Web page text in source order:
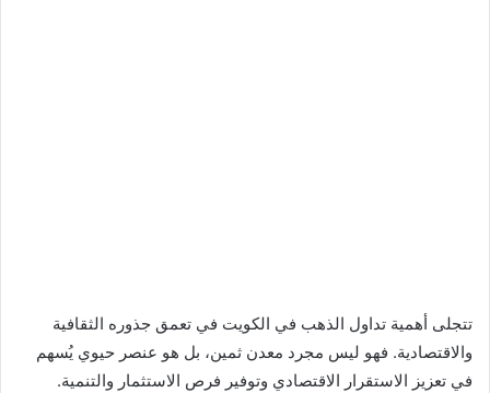
تتجلى أهمية تداول الذهب في الكويت في تعمق جذوره الثقافية
والاقتصادية. فهو ليس مجرد معدن ثمين، بل هو عنصر حيوي يُسهم
في تعزيز الاستقرار الاقتصادي وتوفير فرص الاستثمار والتنمية.